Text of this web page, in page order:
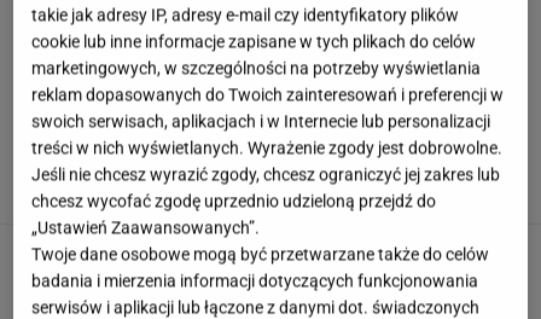
Ambasada wydała pilny apel. Kierowcy wciąż
wpadają w tę samą pułapkę
Rozjuszony Olbrychski napisał list do Tuska.
"To jest naplucie mi w twarz"
takie jak adresy IP, adresy e-mail czy identyfikatory plików
cookie lub inne informacje zapisane w tych plikach do celów
marketingowych, w szczególności na potrzeby wyświetlania
reklam dopasowanych do Twoich zainteresowań i preferencji w
swoich serwisach, aplikacjach i w Internecie lub personalizacji
treści w nich wyświetlanych. Wyrażenie zgody jest dobrowolne.
Jeśli nie chcesz wyrazić zgody, chcesz ograniczyć jej zakres lub
chcesz wycofać zgodę uprzednio udzieloną przejdź do
„Ustawień Zaawansowanych”.
Twoje dane osobowe mogą być przetwarzane także do celów
badania i mierzenia informacji dotyczących funkcjonowania
serwisów i aplikacji lub łączone z danymi dot. świadczonych